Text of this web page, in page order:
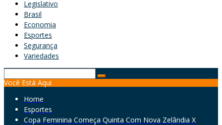
Legislativo
Brasil
Economia
Esportes
Segurança
Variedades
for:
Você Está Aqui
Home
Esportes
Copa Feminina Começa Quinta Com Nova Zelândia X